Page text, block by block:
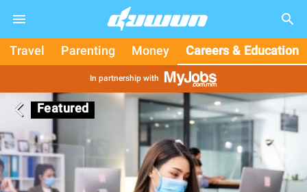
search
Travel Parenting Money Careers & Education
In partnership with
Featured
arrow_back_ios